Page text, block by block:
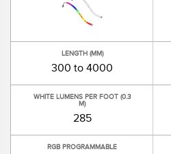
소프트웨어
Banner Measurement Sensor Software
센서 GUI 소프트웨어
LENGTH (MM)
300 to 4000
WHITE LUMENS PER FOOT (0.3
M)
285
RGB PROGRAMMABLE